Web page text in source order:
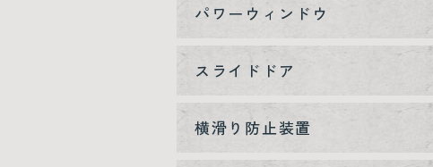
パワーウィンドウ
スライドドア
横滑り防止装置